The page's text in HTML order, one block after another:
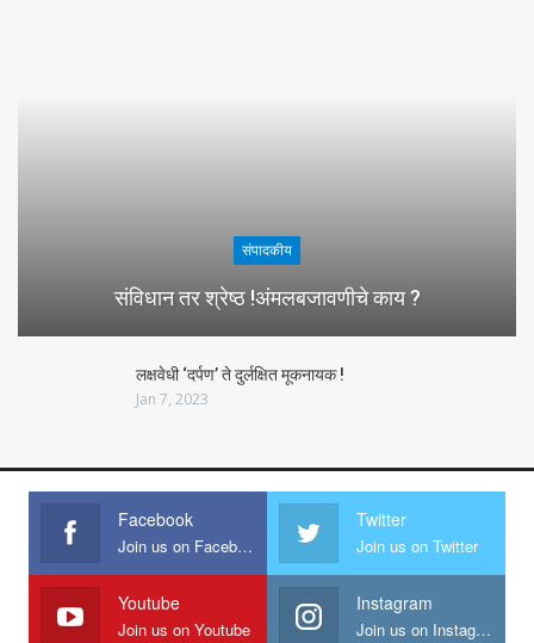
संपादकीय
संविधान तर श्रेष्ठ !अंमलबजावणीचे काय ?
लक्षवेधी ‘दर्पण’ ते दुर्लक्षित मूकनायक !
Jan 7, 2023
Facebook
Join us on Facebook
Twitter
Join us on Twitter
Youtube
Join us on Youtube
Instagram
Join us on Instagram